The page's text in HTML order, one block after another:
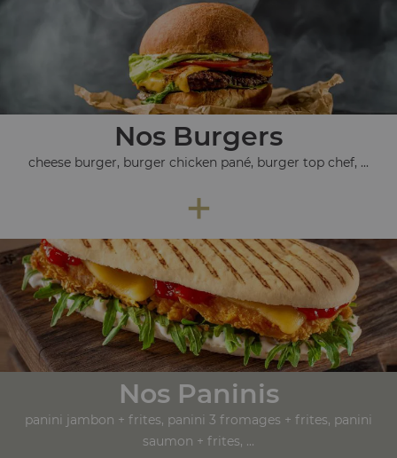
Nos Burgers
cheese burger, burger chicken pané, burger top chef, ...
+
Nos Paninis
panini jambon + frites, panini 3 fromages + frites, panini
saumon + frites, ...